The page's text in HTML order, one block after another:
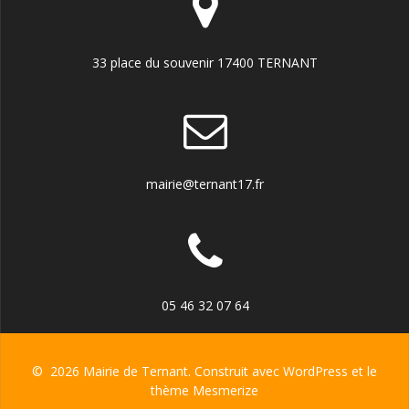
33 place du souvenir 17400 TERNANT
mairie@ternant17.fr
05 46 32 07 64
© 2026 Mairie de Ternant. Construit avec WordPress et le
thème Mesmerize